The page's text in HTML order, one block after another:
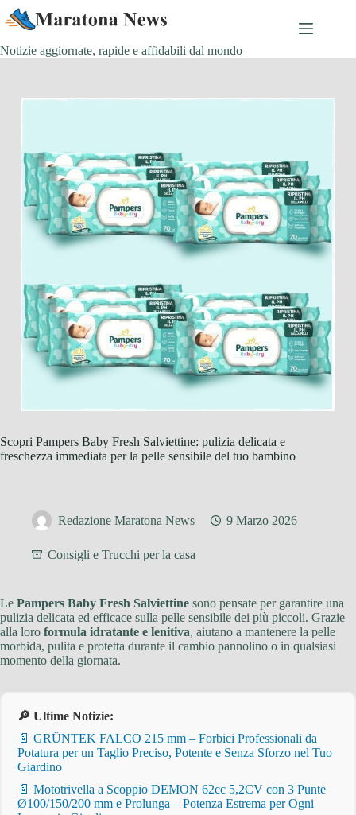
Salta
al
contenuto
Notizie aggiornate, rapide e affidabili dal mondo
Scopri Pampers Baby Fresh Salviettine: pulizia delicata e
freschezza immediata per la pelle sensibile del tuo bambino
Redazione Maratona News 9 Marzo 2026
Consigli e Trucchi per la casa
Le Pampers Baby Fresh Salviettine sono pensate per garantire una
pulizia delicata ed efficace sulla pelle sensibile dei più piccoli. Grazie
alla loro formula idratante e lenitiva, aiutano a mantenere la pelle
morbida, pulita e protetta durante il cambio pannolino o in qualsiasi
momento della giornata.
🔎 Ultime Notizie:
📄 GRÜNTEK FALCO 215 mm – Forbici Professionali da
Potatura per un Taglio Preciso, Potente e Senza Sforzo nel Tuo
Giardino
📄 Mototrivella a Scoppio DEMON 62cc 5,2CV con 3 Punte
Ø100/150/200 mm e Prolunga – Potenza Estrema per Ogni